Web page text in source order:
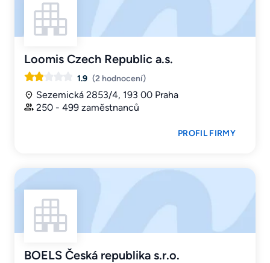
Loomis Czech Republic a.s.
1.9 (2 hodnocení)
Sezemická 2853/4, 193 00 Praha
250 - 499 zaměstnanců
PROFIL FIRMY
BOELS Česká republika s.r.o.